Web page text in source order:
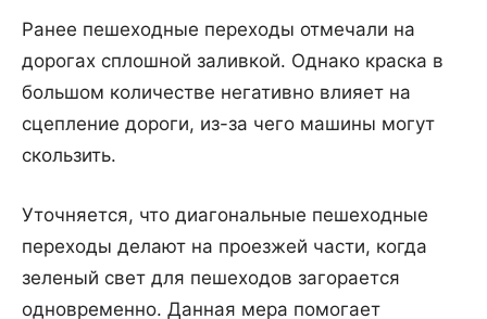
Ранее пешеходные переходы отмечали на
дорогах сплошной заливкой. Однако краска в
большом количестве негативно влияет на
сцепление дороги, из-за чего машины могут
скользить.
Уточняется, что диагональные пешеходные
переходы делают на проезжей части, когда
зеленый свет для пешеходов загорается
одновременно. Данная мера помогает